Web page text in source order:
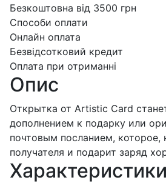
Безкоштовна від 3500 грн
Способи оплати
Онлайн оплата
Безвідсотковий кредит
Оплата при отриманні
Опис
Открытка от Artistic Card
дополнением к подарку или
почтовым посланием, которое,
получателя и подарит заряд
Характеристики